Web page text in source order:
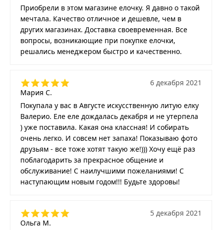
Приобрели в этом магазине елочку. Я давно о такой
мечтала. Качество отличное и дешевле, чем в
других магазинах. Доставка своевременная. Все
вопросы, возникающие при покупке елочки,
решались менеджером быстро и качественно.
Мария С.
6 декабря 2021
Покупала у вас в Августе искусственную литую елку
Валерио. Еле еле дождалась декабря и не утерпела
) уже поставила. Какая она классная! И собирать
очень легко. И совсем нет запаха! Показываю фото
друзьям - все тоже хотят такую же!))) Хочу ещё раз
поблагодарить за прекрасное общение и
обслуживание! С наилучшими пожеланиями! С
наступающим новым годом!!! Будьте здоровы!
Ольга М.
5 декабря 2021